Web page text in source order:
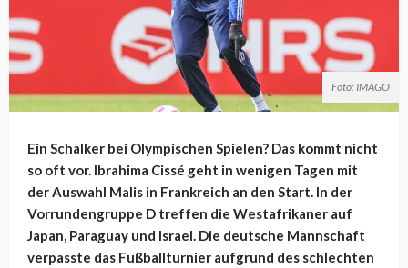
Foto: IMAGO
Ein Schalker bei Olympischen Spielen? Das kommt nicht
so oft vor. Ibrahima Cissé geht in wenigen Tagen mit
der Auswahl Malis in Frankreich an den Start. In der
Vorrundengruppe D treffen die Westafrikaner auf
Japan, Paraguay und Israel. Die deutsche Mannschaft
verpasste das Fußballturnier aufgrund des schlechten